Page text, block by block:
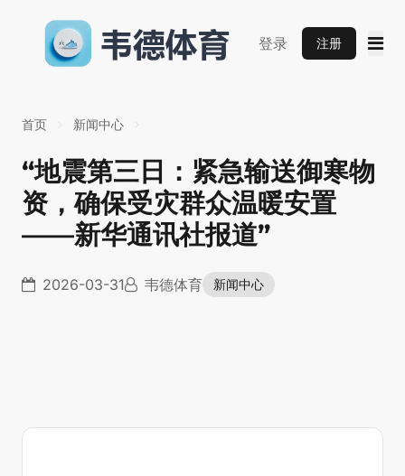
登录 注册
首页 新闻中心
“地震第三日：紧急输送御寒物
资，确保受灾群众温暖安置
——新华通讯社报道”
2026-03-31 韦德体育 新闻中心